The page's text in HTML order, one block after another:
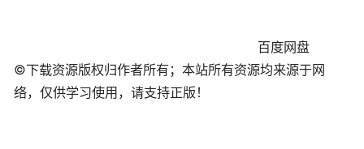
百度网盘
©下载资源版权归作者所有；本站所有资源均来源于网
络，仅供学习使用，请支持正版！